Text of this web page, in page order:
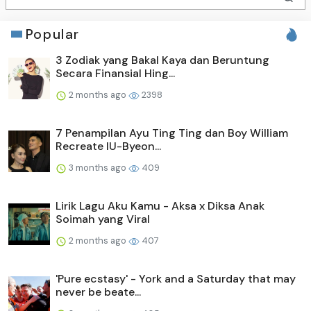
Popular
3 Zodiak yang Bakal Kaya dan Beruntung
Secara Finansial Hing...
2 months ago 2398
7 Penampilan Ayu Ting Ting dan Boy William
Recreate IU-Byeon...
3 months ago 409
Lirik Lagu Aku Kamu - Aksa x Diksa Anak
Soimah yang Viral
2 months ago 407
'Pure ecstasy' - York and a Saturday that may
never be beate...